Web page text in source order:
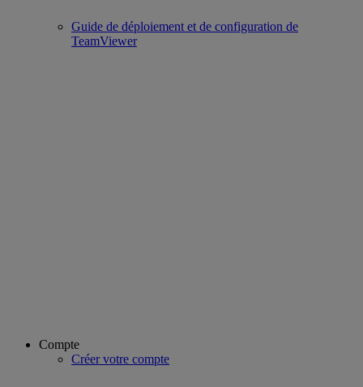
Guide de déploiement et de configuration de
TeamViewer
Compte
Créer votre compte